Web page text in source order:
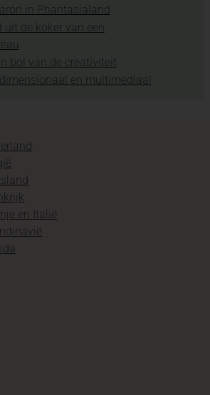
in Phantasialand
de koker van een
bol van de creativiteit
en multimediaal
en Italië